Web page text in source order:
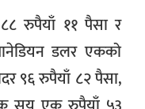
रुपैयाँ ११ पैसा र
डलर एकको
९६ रुपैयाँ ८२ पैसा,